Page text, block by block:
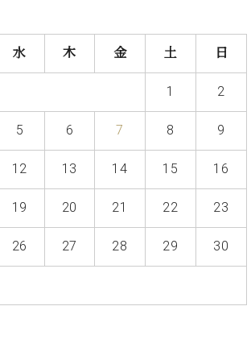
水 木 金 土 日
1 2
5 6 7 8 9
12 13 14 15 16
19 20 21 22 23
26 27 28 29 30